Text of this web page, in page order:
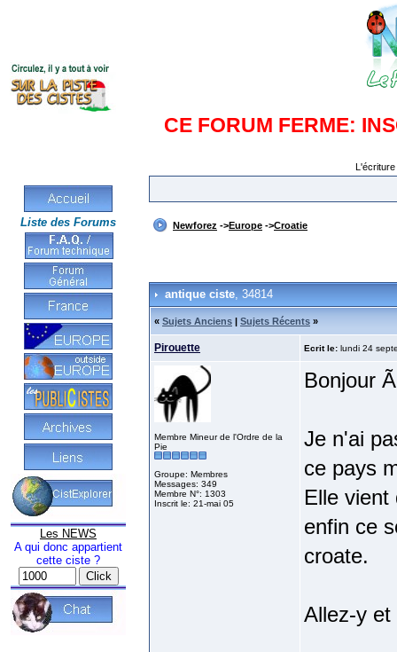
CE FORUM FERME:
Liste des Forums
Les NEWS
A qui donc appartient
cette ciste ?
Newforez ->Europe ->Croatie
antique ciste, 34814
« Sujets Anciens | Sujets Récents »
Pirouette Ecrit le: lundi 24
Membre Mineur de l'Ordre de la
Pie
Groupe: Membres
Messages: 349
Membre N°: 1303
Inscrit le: 21-mai 05
Bonjour
Je n'ai
ce pays
Elle
enfin ce
croate.
Allez-y